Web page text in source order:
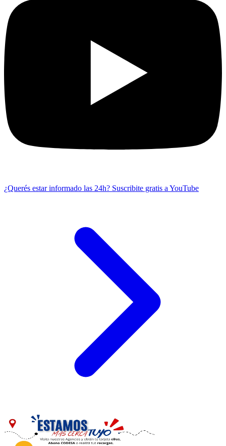
¿Querés estar informado las 24h? Suscribite gratis a YouTube